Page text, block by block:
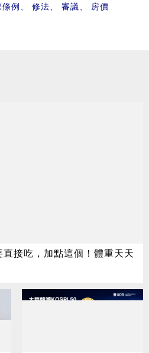
例 修法 審議 房價
接吃，加點這個！體重天天